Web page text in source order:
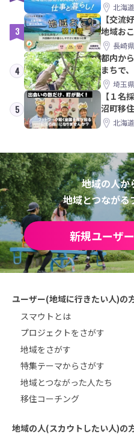
北海
3
【交流
地域お
島町長崎
4
都内か
まちで
PRメン
埼玉
5
【１名
沼町移
す！北海
地域の人か
地域とつながる
新規ユーザ
ユーザー(地域に行きたい人)の
スマウトとは
プロジェクトをさがす
地域をさがす
特集テーマからさがす
地域とつながった人たち
移住コーチング
地域の人(スカウトしたい人)の